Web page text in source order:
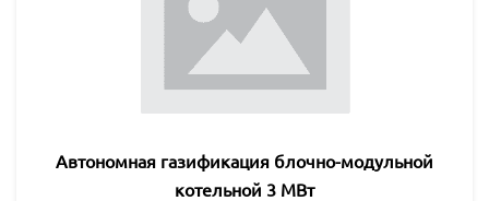
Автономная газификация блочно-модульной
котельной 3 МВт